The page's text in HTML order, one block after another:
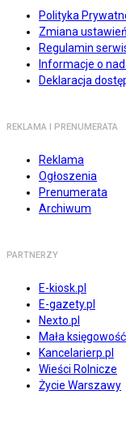
Polityka
Zmiana
Regulamin
Informacje o
Deklaracja
REKLAMA I PRENUMERATA
Reklama
Ogłoszenia
Prenumerata
Archiwum
PARTNERZY
E-kiosk.pl
E-gazety.pl
Nexto.pl
Mała księgowość
Kancelarierp.pl
Wieści Rolnicze
Życie Warszawy